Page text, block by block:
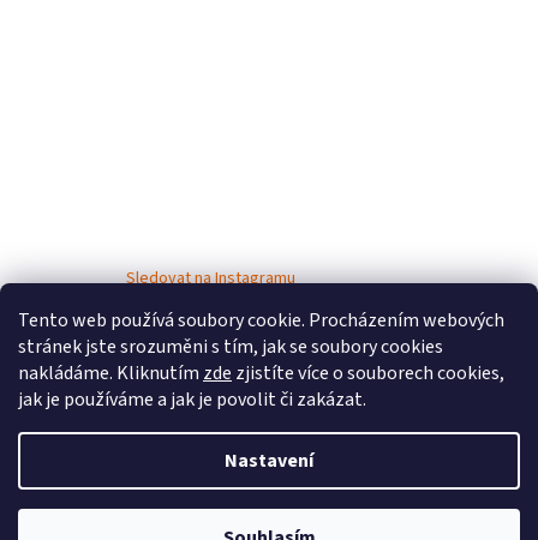
Tento web používá soubory cookie. Procházením webových
stránek jste srozuměni s tím, jak se soubory cookies
nakládáme. Kliknutím zde zjistíte více o souborech cookies,
jak je používáme a jak je povolit či zakázat.
Nastavení
Sledovat na Instagramu
Vytvořil Shoptet